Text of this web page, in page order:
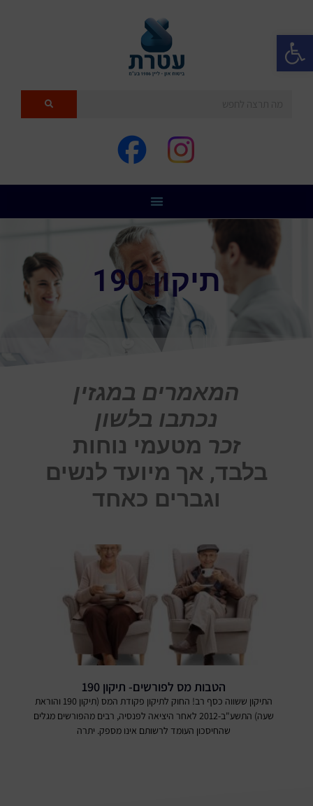
פתח סרגל נגישות
תיקון 190
המאמרים במגזין
נכתבו בלשון
זכר מטעמי נוחות
בלבד, אך מיועד לנשים
וגברים כאחד
הטבות מס לפורשים- תיקון 190
התיקון ששווה כסף רב! החוק לתיקון פקודת המס (תיקון 190 והוראת
שעה) התשע"ב-2012 לאחר היציאה לפנסיה, רבים מהפורשים מגלים
שהחיסכון העומד לרשותם אינו מספק. יתרה